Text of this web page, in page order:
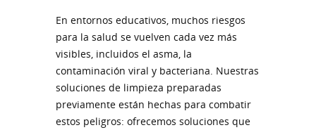
En entornos educativos, muchos riesgos
para la salud se vuelven cada vez más
visibles, incluidos el asma, la
contaminación viral y bacteriana. Nuestras
soluciones de limpieza preparadas
previamente están hechas para combatir
estos peligros: ofrecemos soluciones que